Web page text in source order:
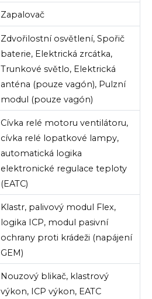
Zapalovač
Zdvořilostní osvětlení, Spořič
baterie, Elektrická zrcátka,
Trunkové světlo, Elektrická
anténa (pouze vagón), Pulzní
modul (pouze vagón)
Cívka relé motoru ventilátoru,
cívka relé lopatkové lampy,
automatická logika
elektronické regulace teploty
(EATC)
Klastr, palivový modul Flex,
logika ICP, modul pasivní
ochrany proti krádeži (napájení
GEM)
Nouzový blikač, klastrový
výkon, ICP výkon, EATC